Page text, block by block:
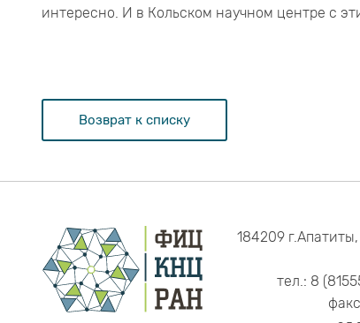
интересно. И в Кольском научном центре с
Возврат к списку
184209
тел.: 8